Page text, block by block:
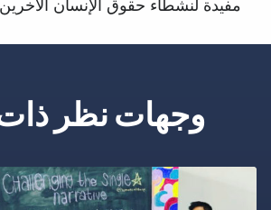
وجهات نظر